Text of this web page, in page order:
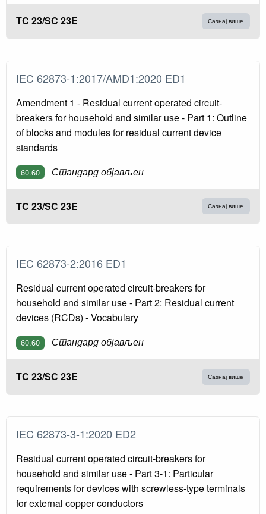
TC 23/SC 23E Сазнај више
IEC 62873-1:2017/AMD1:2020 ED1
Amendment 1 - Residual current operated circuit-
breakers for household and similar use - Part 1: Outline
of blocks and modules for residual current device
standards
60.60 Стандард објављен
TC 23/SC 23E Сазнај више
IEC 62873-2:2016 ED1
Residual current operated circuit-breakers for
household and similar use - Part 2: Residual current
devices (RCDs) - Vocabulary
60.60 Стандард објављен
TC 23/SC 23E Сазнај више
IEC 62873-3-1:2020 ED2
Residual current operated circuit-breakers for
household and similar use - Part 3-1: Particular
requirements for devices with screwless-type terminals
for external copper conductors